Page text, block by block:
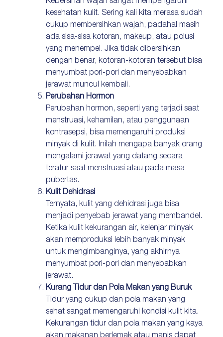
Kebersihan wajah sangat mempengaruhi
kesehatan kulit. Sering kali kita merasa sudah
cukup membersihkan wajah, padahal masih
ada sisa-sisa kotoran, makeup, atau polusi
yang menempel. Jika tidak dibersihkan
dengan benar, kotoran-kotoran tersebut bisa
menyumbat pori-pori dan menyebabkan
jerawat muncul kembali.
Perubahan Hormon
Perubahan hormon, seperti yang terjadi saat
menstruasi, kehamilan, atau penggunaan
kontrasepsi, bisa memengaruhi produksi
minyak di kulit. Inilah mengapa banyak orang
mengalami jerawat yang datang secara
teratur saat menstruasi atau pada masa
pubertas.
Kulit Dehidrasi
Ternyata, kulit yang dehidrasi juga bisa
menjadi penyebab jerawat yang membandel.
Ketika kulit kekurangan air, kelenjar minyak
akan memproduksi lebih banyak minyak
untuk mengimbanginya, yang akhirnya
menyumbat pori-pori dan menyebabkan
jerawat.
Kurang Tidur dan Pola Makan yang Buruk
Tidur yang cukup dan pola makan yang
sehat sangat memengaruhi kondisi kulit kita.
Kekurangan tidur dan pola makan yang kaya